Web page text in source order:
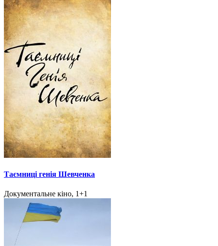
Таємниці генія Шевченка
Документальне кіно, 1+1